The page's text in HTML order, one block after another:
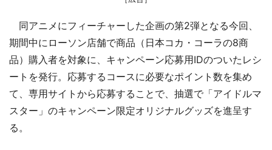
同アニメにフィーチャーした企画の第2弾となる今回、
期間中にローソン店舗で商品（日本コカ・コーラの8商
品）購入者を対象に、キャンペーン応募用IDのついたレシ
ートを発行。応募するコースに必要なポイント数を集め
て、専用サイトから応募することで、抽選で「アイドルマ
スター」のキャンペーン限定オリジナルグッズを進呈す
る。